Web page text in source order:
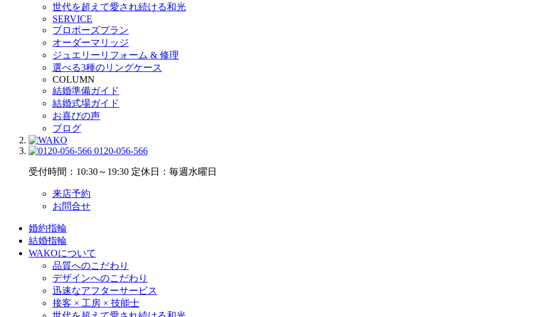
世代を超えて愛され続ける和光
SERVICE
プロポーズプラン
オーダーマリッジ
ジュエリーリフォーム & 修理
選べる3種のリングケース
COLUMN
結婚準備ガイド
結婚式場ガイド
お喜びの声
ブログ
0120-056-566
受付時間：10:30～19:30 定休日：毎週水曜日
来店予約
お問合せ
婚約指輪
結婚指輪
WAKOについて
品質へのこだわり
デザインへのこだわり
迅速なアフターサービス
接客 × 工房 × 技能士